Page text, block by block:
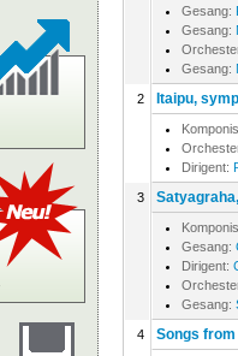
Gesang:
Gesang:
Gesang:
2 Itaipu,
Dirigent:
3
Gesang:
Dirigent:
Gesang:
4 Songs